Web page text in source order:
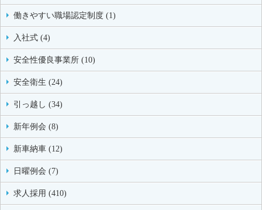
働きやすい職場認定制度 (1)
入社式 (4)
安全性優良事業所 (10)
安全衛生 (24)
引っ越し (34)
新年例会 (8)
新車納車 (12)
日曜例会 (7)
求人採用 (410)